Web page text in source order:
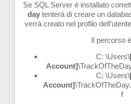
Se SQL Server è installato
daytenterà di creare un
verrà creato nel profilo
Il percorso
C: \Users\
Account]
C: \Users\
Account]
f